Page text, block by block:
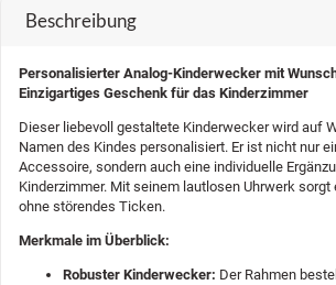
Beschreibung
Personalisierter Analog-Kinderwecker mit
Einzigartiges Geschenk für das Kinderzimmer
Dieser liebevoll gestaltete Kinderwecker wird auf
Namen des Kindes personalisiert. Er ist nicht nur
Accessoire, sondern auch eine individuelle
Kinderzimmer. Mit seinem lautlosen Uhrwerk sorgt
ohne störendes Ticken.
Merkmale im Überblick:
Robuster Kinderwecker: Der Rahmen